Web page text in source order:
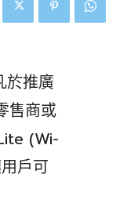
於推廣
售商或
(Wi-
戶可